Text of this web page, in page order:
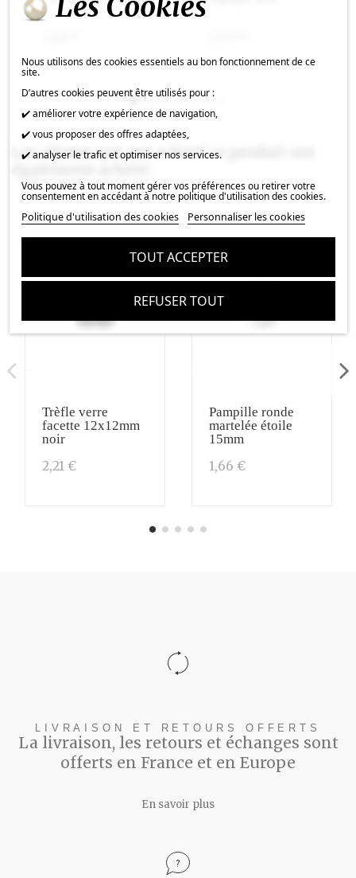
Les clients qui ont acheté ce produit ont
Trèfle verre
facette 12x12mm
noir
2,21 €
Pampille ronde
martelée étoile
15mm
1,66 €
LIVRAISON ET RETOURS OFFERTS
La livraison, les retours et échanges sont
offerts en France et en Europe
En savoir plus
Nous utilisons des cookies essentiels au bon fonctionnement de ce
site.
D’autres cookies peuvent être utilisés pour :
✔️ améliorer votre expérience de navigation,
✔️ vous proposer des offres adaptées,
✔️ analyser le trafic et optimiser nos services.
Vous pouvez à tout moment gérer vos préférences ou retirer votre
consentement en accédant à notre politique d'utilisation des cookies.
Politique d'utilisation des cookies
Personnaliser les cookies
REFUSER TOUT
TOUT ACCEPTER